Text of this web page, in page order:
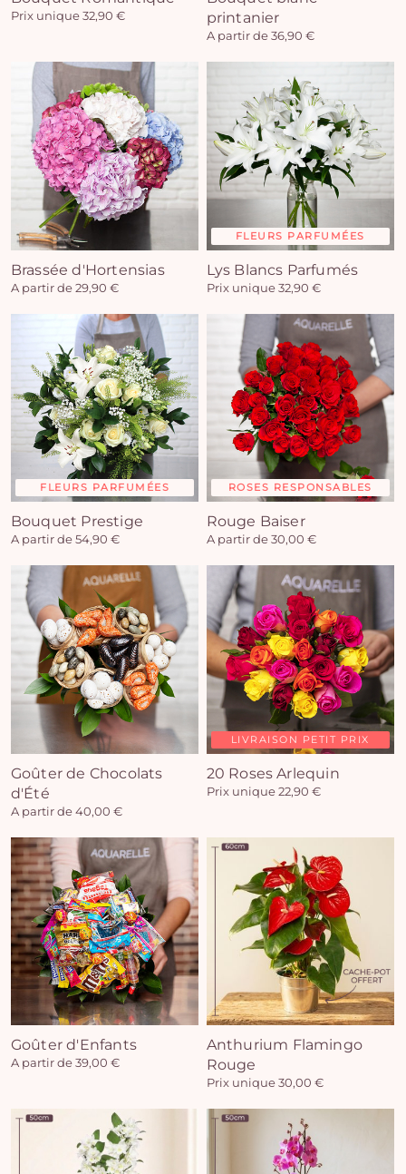
Prix unique 32,90 €
printanier
A partir de 36,90 €
Brassée d'Hortensias
A partir de 29,90 €
FLEURS PARFUMÉES
Lys Blancs Parfumés
Prix unique 32,90 €
FLEURS PARFUMÉES
Bouquet Prestige
A partir de 54,90 €
ROSES RESPONSABLES
Rouge Baiser
A partir de 30,00 €
Goûter de Chocolats
d'Été
A partir de 40,00 €
LIVRAISON PETIT PRIX
20 Roses Arlequin
Prix unique 22,90 €
Goûter d'Enfants
A partir de 39,00 €
Anthurium Flamingo
Rouge
Prix unique 30,00 €